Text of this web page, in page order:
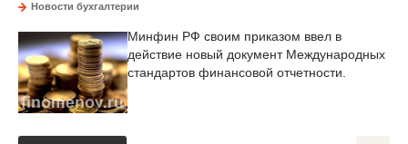
Новости бухгалтерии
Минфин РФ своим приказом ввел в
действие новый документ Международных
стандартов финансовой отчетности.